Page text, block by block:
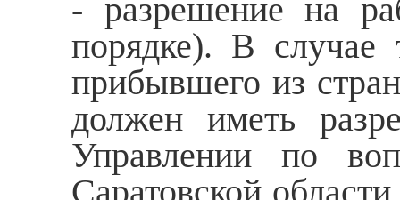
- разрешение на
порядке). В случае
прибывшего из
должен иметь
Управлении по
Саратовской